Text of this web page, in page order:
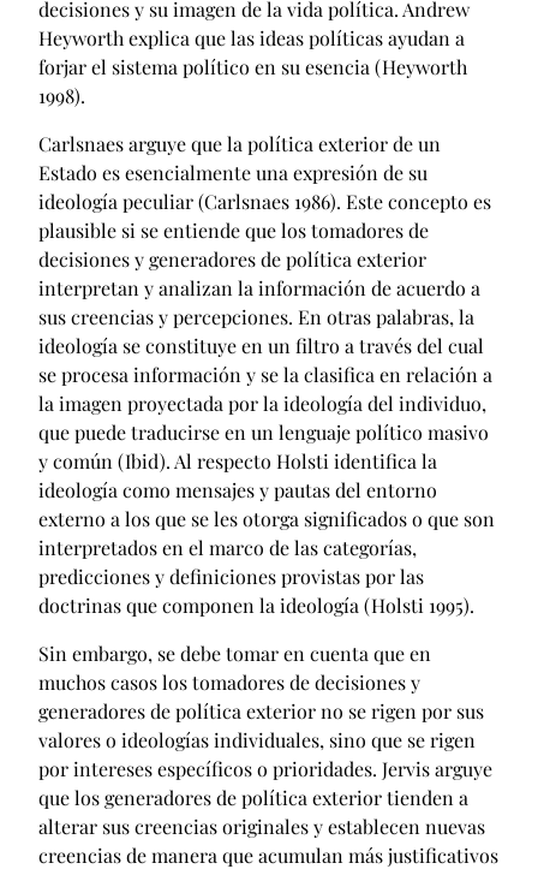
decisiones y su imagen de la vida política. Andrew
Heyworth explica que las ideas políticas ayudan a
forjar el sistema político en su esencia (Heyworth
1998).
Carlsnaes arguye que la política exterior de un
Estado es esencialmente una expresión de su
ideología peculiar (Carlsnaes 1986). Este concepto es
plausible si se entiende que los tomadores de
decisiones y generadores de política exterior
interpretan y analizan la información de acuerdo a
sus creencias y percepciones. En otras palabras, la
ideología se constituye en un filtro a través del cual
se procesa información y se la clasifica en relación a
la imagen proyectada por la ideología del individuo,
que puede traducirse en un lenguaje político masivo
y común (Ibid). Al respecto Holsti identifica la
ideología como mensajes y pautas del entorno
externo a los que se les otorga significados o que son
interpretados en el marco de las categorías,
predicciones y definiciones provistas por las
doctrinas que componen la ideología (Holsti 1995).
Sin embargo, se debe tomar en cuenta que en
muchos casos los tomadores de decisiones y
generadores de política exterior no se rigen por sus
valores o ideologías individuales, sino que se rigen
por intereses específicos o prioridades. Jervis arguye
que los generadores de política exterior tienden a
alterar sus creencias originales y establecen nuevas
creencias de manera que acumulan más justificativos